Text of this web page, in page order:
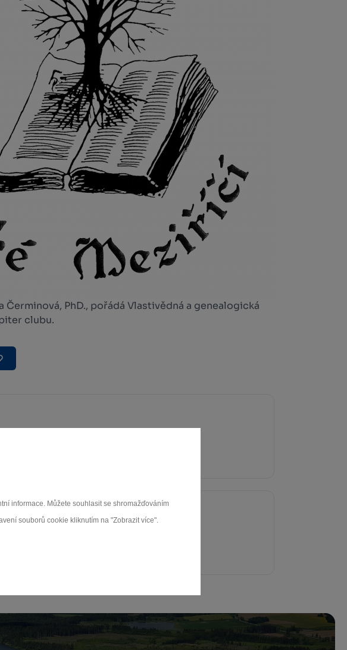
informace. Můžete souhlasit se shromažďováním
souborů cookie kliknutím na "Zobrazit více".
Čerminová, PhD., pořádá Vlastivědná a genealogická
clubu.